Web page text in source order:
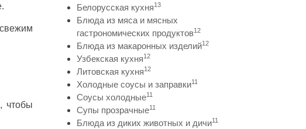
свежим
чтобы
Белорусская кухня13
Блюда из мяса и мясных
гастрономических продуктов12
Блюда из макаронных изделий12
Узбекская кухня12
Литовская кухня12
Холодные соусы и заправки11
Соусы холодные11
Супы прозрачные11
Блюда из диких животных и дичи11